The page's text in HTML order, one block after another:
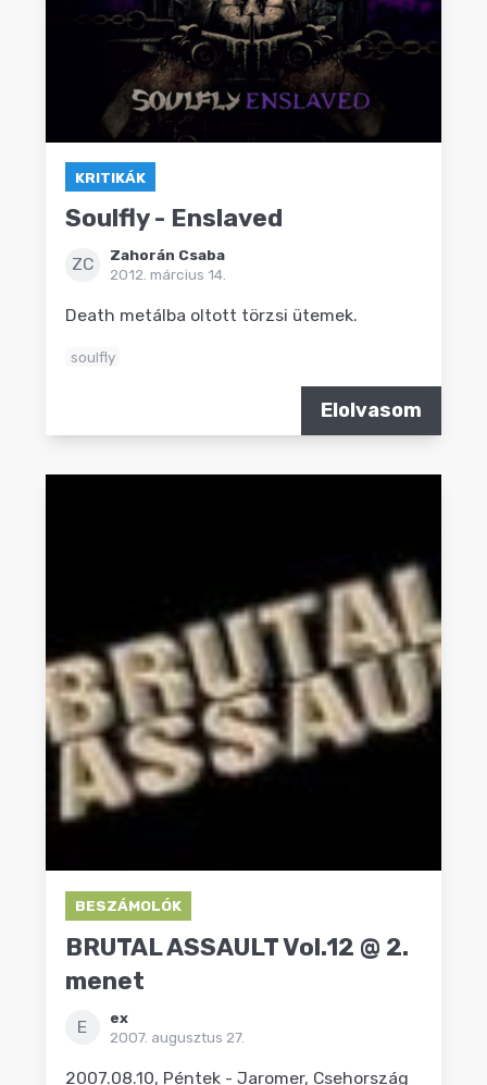
KRITIKÁK
Soulfly - Enslaved
ZC
Zahorán Csaba
2012. március 14.
Death metálba oltott törzsi ütemek.
soulfly
Elolvasom
BESZÁMOLÓK
BRUTAL ASSAULT Vol.12 @ 2.
menet
E
ex
2007. augusztus 27.
2007.08.10, Péntek - Jaromer, Csehország